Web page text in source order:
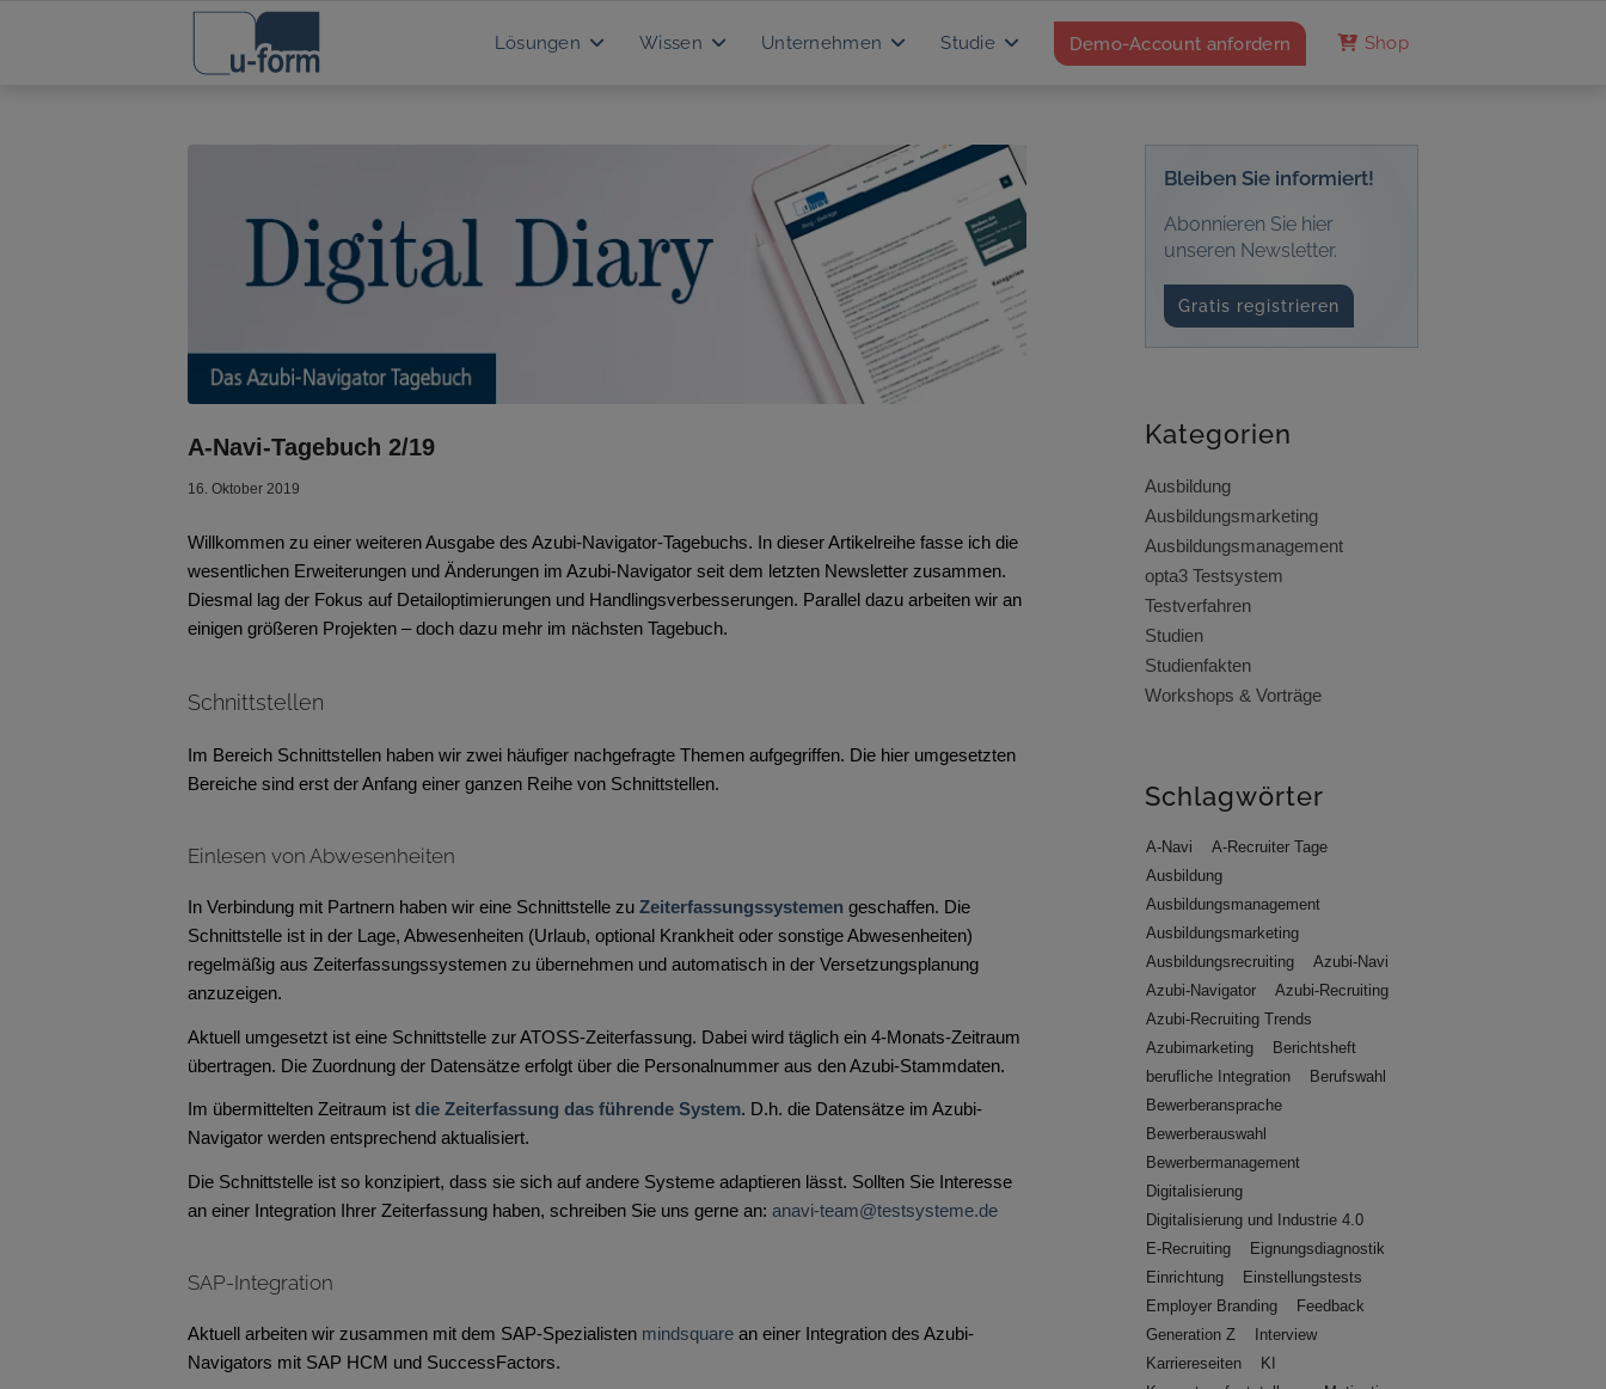
Lösungen Wissen Unternehmen Studie Demo-Account anfordern Shop
A-Navi-Tagebuch 2/19
16. Oktober 2019
Willkommen zu einer weiteren Ausgabe des Azubi-Navigator-Tagebuchs. In dieser Artikelreihe fasse ich die
wesentlichen Erweiterungen und Änderungen im Azubi-Navigator seit dem letzten Newsletter zusammen.
Diesmal lag der Fokus auf Detailoptimierungen und Handlingsverbesserungen. Parallel dazu arbeiten wir an
einigen größeren Projekten – doch dazu mehr im nächsten Tagebuch.
Schnittstellen
Im Bereich Schnittstellen haben wir zwei häufiger nachgefragte Themen aufgegriffen. Die hier umgesetzten
Bereiche sind erst der Anfang einer ganzen Reihe von Schnittstellen.
Einlesen von Abwesenheiten
In Verbindung mit Partnern haben wir eine Schnittstelle zu Zeiterfassungssystemen geschaffen. Die
Schnittstelle ist in der Lage, Abwesenheiten (Urlaub, optional Krankheit oder sonstige Abwesenheiten)
regelmäßig aus Zeiterfassungssystemen zu übernehmen und automatisch in der Versetzungsplanung
anzuzeigen.
Aktuell umgesetzt ist eine Schnittstelle zur ATOSS-Zeiterfassung. Dabei wird täglich ein 4-Monats-Zeitraum
übertragen. Die Zuordnung der Datensätze erfolgt über die Personalnummer aus den Azubi-Stammdaten.
Im übermittelten Zeitraum ist die Zeiterfassung das führende System. D.h. die Datensätze im Azubi-
Navigator werden entsprechend aktualisiert.
Die Schnittstelle ist so konzipiert, dass sie sich auf andere Systeme adaptieren lässt. Sollten Sie Interesse
an einer Integration Ihrer Zeiterfassung haben, schreiben Sie uns gerne an: anavi-team@testsysteme.de
SAP-Integration
Aktuell arbeiten wir zusammen mit dem SAP-Spezialisten mindsquare an einer Integration des Azubi-
Navigators mit SAP HCM und SuccessFactors.
Bleiben Sie informiert!
Abonnieren Sie hier
unseren Newsletter.
Gratis registrieren
Kategorien
Ausbildung
Ausbildungsmarketing
Ausbildungsmanagement
opta3 Testsystem
Testverfahren
Studien
Studienfakten
Workshops & Vorträge
Schlagwörter
A-Navi
A-Recruiter Tage
Ausbildung
Ausbildungsmanagement
Ausbildungsmarketing
Ausbildungsrecruiting
Azubi-Navi
Azubi-Navigator
Azubi-Recruiting
Azubi-Recruiting Trends
Azubimarketing
Berichtsheft
berufliche Integration
Berufswahl
Bewerberansprache
Bewerberauswahl
Bewerbermanagement
Digitalisierung
Digitalisierung und Industrie 4.0
E-Recruiting
Eignungsdiagnostik
Einrichtung
Einstellungstests
Employer Branding
Feedback
Generation Z
Interview
Karriereseiten
KI